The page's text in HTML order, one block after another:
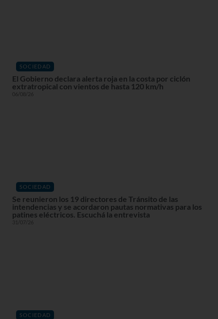
SOCIEDAD
El Gobierno declara alerta roja en la costa por ciclón
extratropical con vientos de hasta 120 km/h
06/08/26
SOCIEDAD
Se reunieron los 19 directores de Tránsito de las
intendencias y se acordaron pautas normativas para los
patines eléctricos. Escuchá la entrevista
31/07/26
SOCIEDAD